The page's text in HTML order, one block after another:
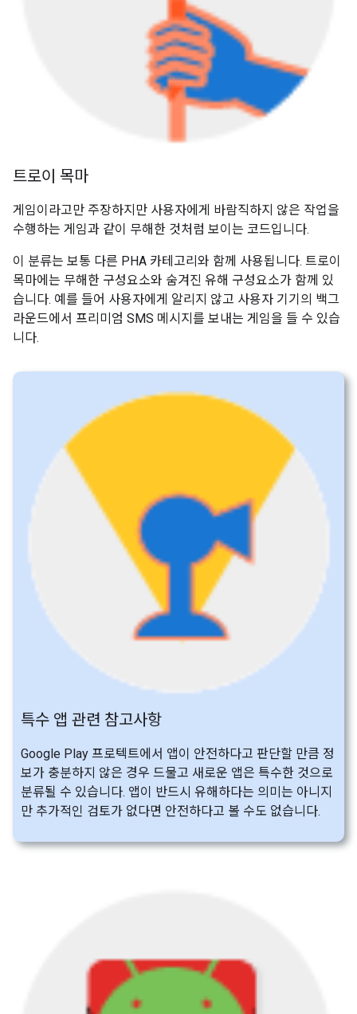
트로이 목마
게임이라고만 주장하지만 사용자에게 바람직하지 않은 작업을
수행하는 게임과 같이 무해한 것처럼 보이는 코드입니다.
이 분류는 보통 다른 PHA 카테고리와 함께 사용됩니다. 트로이
목마에는 무해한 구성요소와 숨겨진 유해 구성요소가 함께 있
습니다. 예를 들어 사용자에게 알리지 않고 사용자 기기의 백그
라운드에서 프리미엄 SMS 메시지를 보내는 게임을 들 수 있습
니다.
특수 앱 관련 참고사항
Google Play 프로텍트에서 앱이 안전하다고 판단할 만큼 정
보가 충분하지 않은 경우 드물고 새로운 앱은 특수한 것으로
분류될 수 있습니다. 앱이 반드시 유해하다는 의미는 아니지
만 추가적인 검토가 없다면 안전하다고 볼 수도 없습니다.